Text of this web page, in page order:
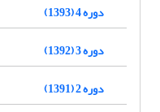
دوره 4 (1393)
دوره 3 (1392)
دوره 2 (1391)